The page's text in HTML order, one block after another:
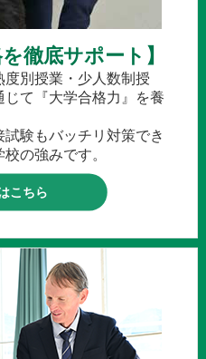
徹底サポート】
別授業・少人数制授
て『大学合格力』を養
験もバッチリ対策でき
の強みです。
こちら